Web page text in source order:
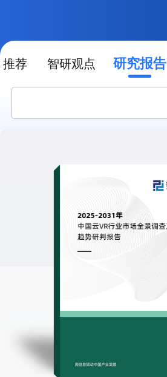
推荐 智研观点 研究报告